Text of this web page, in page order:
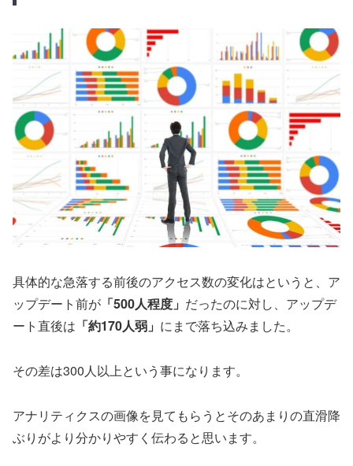
具体的な急落する前後のアクセス数の変化はというと、ア
ップデート前が 「500人程度」 だったのに対し、アップデ
ート直後は 「約170人弱」 にまで落ち込みました。
その差は300人以上という事になります。
アナリティクスの画像を見てもらうとそのあまりの直滑降
ぶりがより分かりやすく伝わると思います。